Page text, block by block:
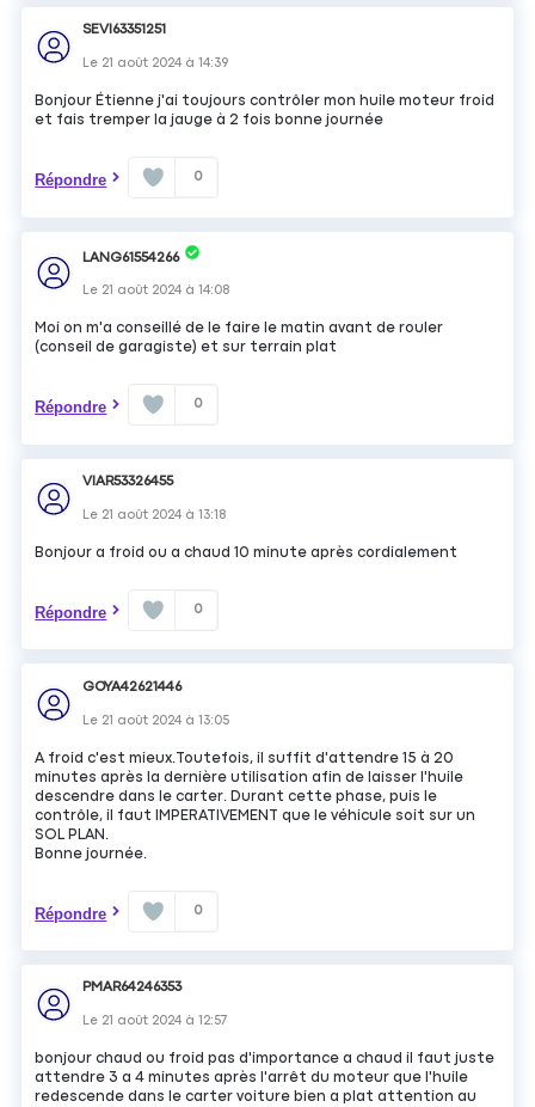
SEVI63351251
Le 21 août 2024 à14:39
Bonjour Étienne j'ai toujours contrôler mon huile moteur froid
et fais tremper la jauge à 2 fois bonne journée
Répondre 0
LANG61554266
Le 21 août 2024 à14:08
Moi on m'a conseillé de le faire le matin avant de rouler
(conseil de garagiste) et sur terrain plat
Répondre 0
VIAR53326455
Le 21 août 2024 à13:18
Bonjour a froid ou a chaud 10 minute après cordialement
Répondre 0
GOYA42621446
Le 21 août 2024 à13:05
A froid c'est mieux.Toutefois, il suffit d'attendre 15 à 20
minutes après la dernière utilisation afin de laisser l'huile
descendre dans le carter. Durant cette phase, puis le
contrôle, il faut IMPERATIVEMENT que le véhicule soit sur un
SOL PLAN.
Bonne journée.
Répondre 0
PMAR64246353
Le 21 août 2024 à12:57
bonjour chaud ou froid pas d'importance a chaud il faut juste
attendre 3 a 4 minutes après l'arrêt du moteur que l'huile
redescende dans le carter voiture bien a plat attention au